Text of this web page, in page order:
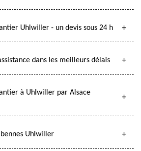
Uhlwiller - un devis sous 24 h
dans les meilleurs délais
à Uhlwiller par Alsace
Uhlwiller